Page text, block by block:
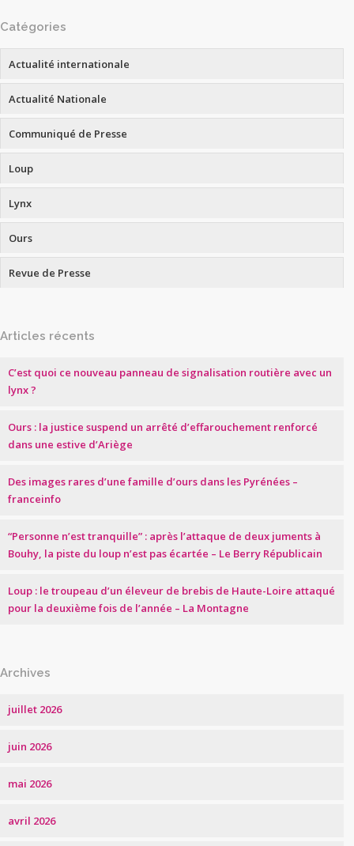
Catégories
Actualité internationale
Actualité Nationale
Communiqué de Presse
Loup
Lynx
Ours
Revue de Presse
Articles récents
C’est quoi ce nouveau panneau de signalisation routière avec un
lynx ?
Ours : la justice suspend un arrêté d’effarouchement renforcé
dans une estive d’Ariège
Des images rares d’une famille d’ours dans les Pyrénées –
franceinfo
“Personne n’est tranquille” : après l’attaque de deux juments à
Bouhy, la piste du loup n’est pas écartée – Le Berry Républicain
Loup : le troupeau d’un éleveur de brebis de Haute-Loire attaqué
pour la deuxième fois de l’année – La Montagne
Archives
juillet 2026
juin 2026
mai 2026
avril 2026